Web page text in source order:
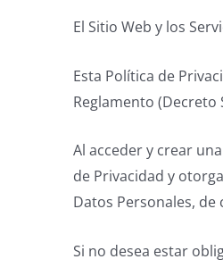
El Sitio Web y los
Esta Política de
Reglamento (Decreto
Al acceder y crear
de Privacidad y
Datos Personales,
Si no desea estar